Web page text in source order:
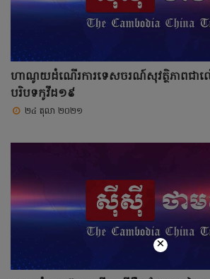
ហាណូយដំណើរការទេសចរណ៍សុវត្ថិភាពជាល
បរិបទកូវីដ១៩
២៤ តុលា ២០២១
×